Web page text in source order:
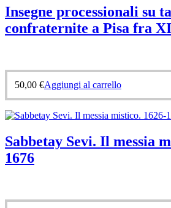
Insegne processionali su
confraternite a Pisa fra
50,00 €Aggiungi al carrello
Sabbetay Sevi. Il messia
1676